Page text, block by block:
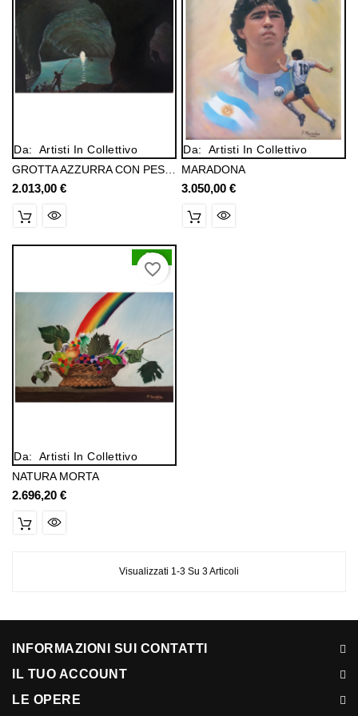
Da:
Artisti In Collettivo
GROTTA AZZURRA CON PESCATORI
2.013,00 €Prezzo
Da:
Artisti In Collettivo
MARADONA
3.050,00 €Prezzo
0
Da:
Artisti In Collettivo
NATURA MORTA
2.696,20 €Prezzo
favorite_border
Visualizzati 1-3 Su 3 Articoli
INFORMAZIONI SUI CONTATTI
IL TUO ACCOUNT
LE OPERE